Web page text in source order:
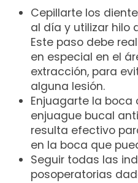
Cepillarte los
al día y utilizar hilo
Este paso debe
en especial en el
extracción, para
alguna lesión.
Enjuagarte la boca
enjuague bucal
resulta efectivo
en la boca que
Seguir todas las
posoperatorias